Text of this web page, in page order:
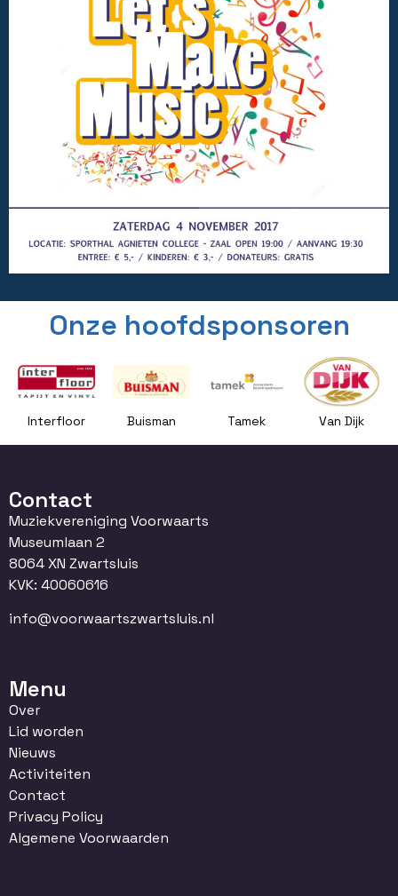
Onze hoofdsponsoren
Interfloor Buisman Tamek Van Dijk
Contact
Muziekvereniging Voorwaarts
Museumlaan 2
8064 XN Zwartsluis
KVK: 40060616
info@voorwaartszwartsluis.nl
Menu
Over
Lid worden
Nieuws
Activiteiten
Contact
Privacy Policy
Algemene Voorwaarden